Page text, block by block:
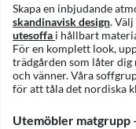
Skapa en inbjudande
skandinavisk design.
utesoffa i hållbart
För en komplett look,
trädgården som låter
och vänner. Våra
för att tåla det nordiska
Utemöbler matgrupp